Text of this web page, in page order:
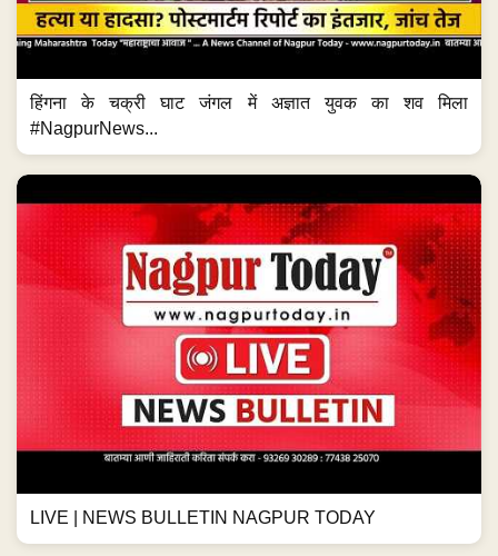
हिंगना के चक्री घाट जंगल में अज्ञात युवक का शव मिला
#NagpurNews...
LIVE | NEWS BULLETIN NAGPUR TODAY